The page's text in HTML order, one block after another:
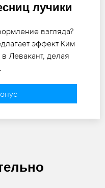
лучики
взгляда?
эффект Ким
Левакант, делая